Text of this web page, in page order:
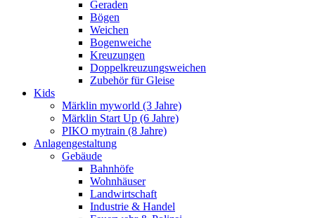
Geraden
Bögen
Weichen
Bogenweiche
Kreuzungen
Doppelkreuzungsweichen
Zubehör für Gleise
Kids
Märklin myworld (3 Jahre)
Märklin Start Up (6 Jahre)
PIKO mytrain (8 Jahre)
Anlagengestaltung
Gebäude
Bahnhöfe
Wohnhäuser
Landwirtschaft
Industrie & Handel